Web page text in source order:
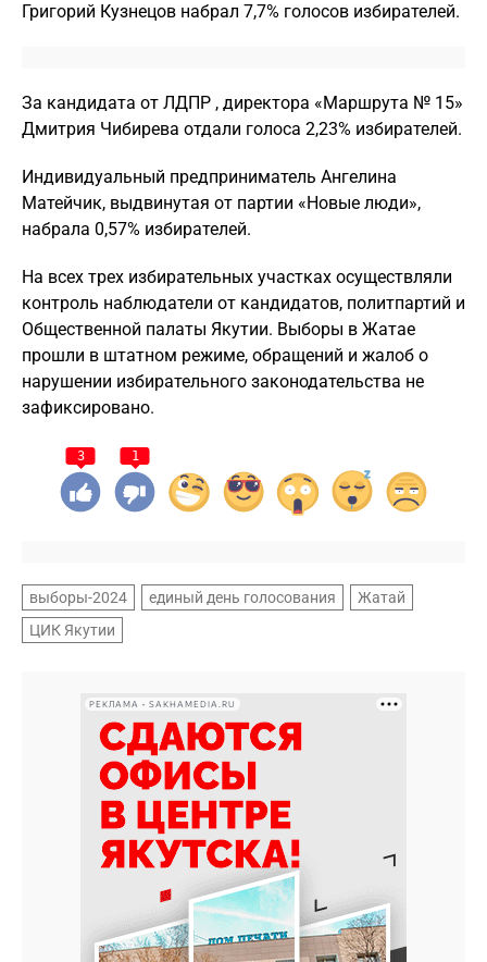
Григорий Кузнецов набрал 7,7% голосов избирателей.
За кандидата от ЛДПР , директора «Маршрута № 15»
Дмитрия Чибирева отдали голоса 2,23% избирателей.
Индивидуальный предприниматель Ангелина
Матейчик, выдвинутая от партии «Новые люди»,
набрала 0,57% избирателей.
На всех трех избирательных участках осуществляли
контроль наблюдатели от кандидатов, политпартий и
Общественной палаты Якутии. Выборы в Жатае
прошли в штатном режиме, обращений и жалоб о
нарушении избирательного законодательства не
зафиксировано.
3 1
выборы-2024 единый день голосования
Жатай
ЦИК Якутии
РЕКЛАМА • SAKHAMEDIA.RU